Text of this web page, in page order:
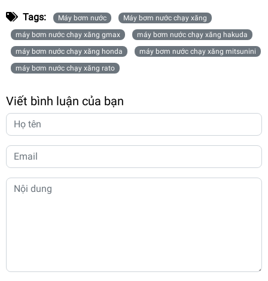
Tags: Máy bơm nước
Máy bơm nước chạy xăng
máy bơm nước chạy xăng gmax
máy bơm nước chạy xăng hakuda
máy bơm nước chạy xăng honda
máy bơm nước chạy xăng mitsunini
máy bơm nước chạy xăng rato
Viết bình luận của bạn